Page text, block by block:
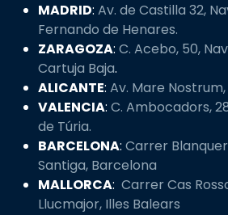
MADRID: Av. de Castilla 32,
Fernando de Henares.
ZARAGOZA: C. Acebo, 50,
Cartuja Baja.
ALICANTE: Av. Mare
VALENCIA: C. Ambocadors,
de Túria.
BARCELONA: Carrer
Santiga, Barcelona
MALLORCA: Carrer Cas
Llucmajor, Illes Balears